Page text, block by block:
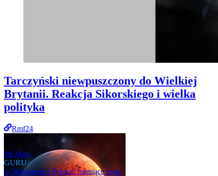
Tarczyński niewpuszczony do Wielkiej
Brytanii. Reakcja Sikorskiego i wielka
polityka
Rmf24
Mr.Mars
GURU
w Wiadomości Polska2 miesiące temu